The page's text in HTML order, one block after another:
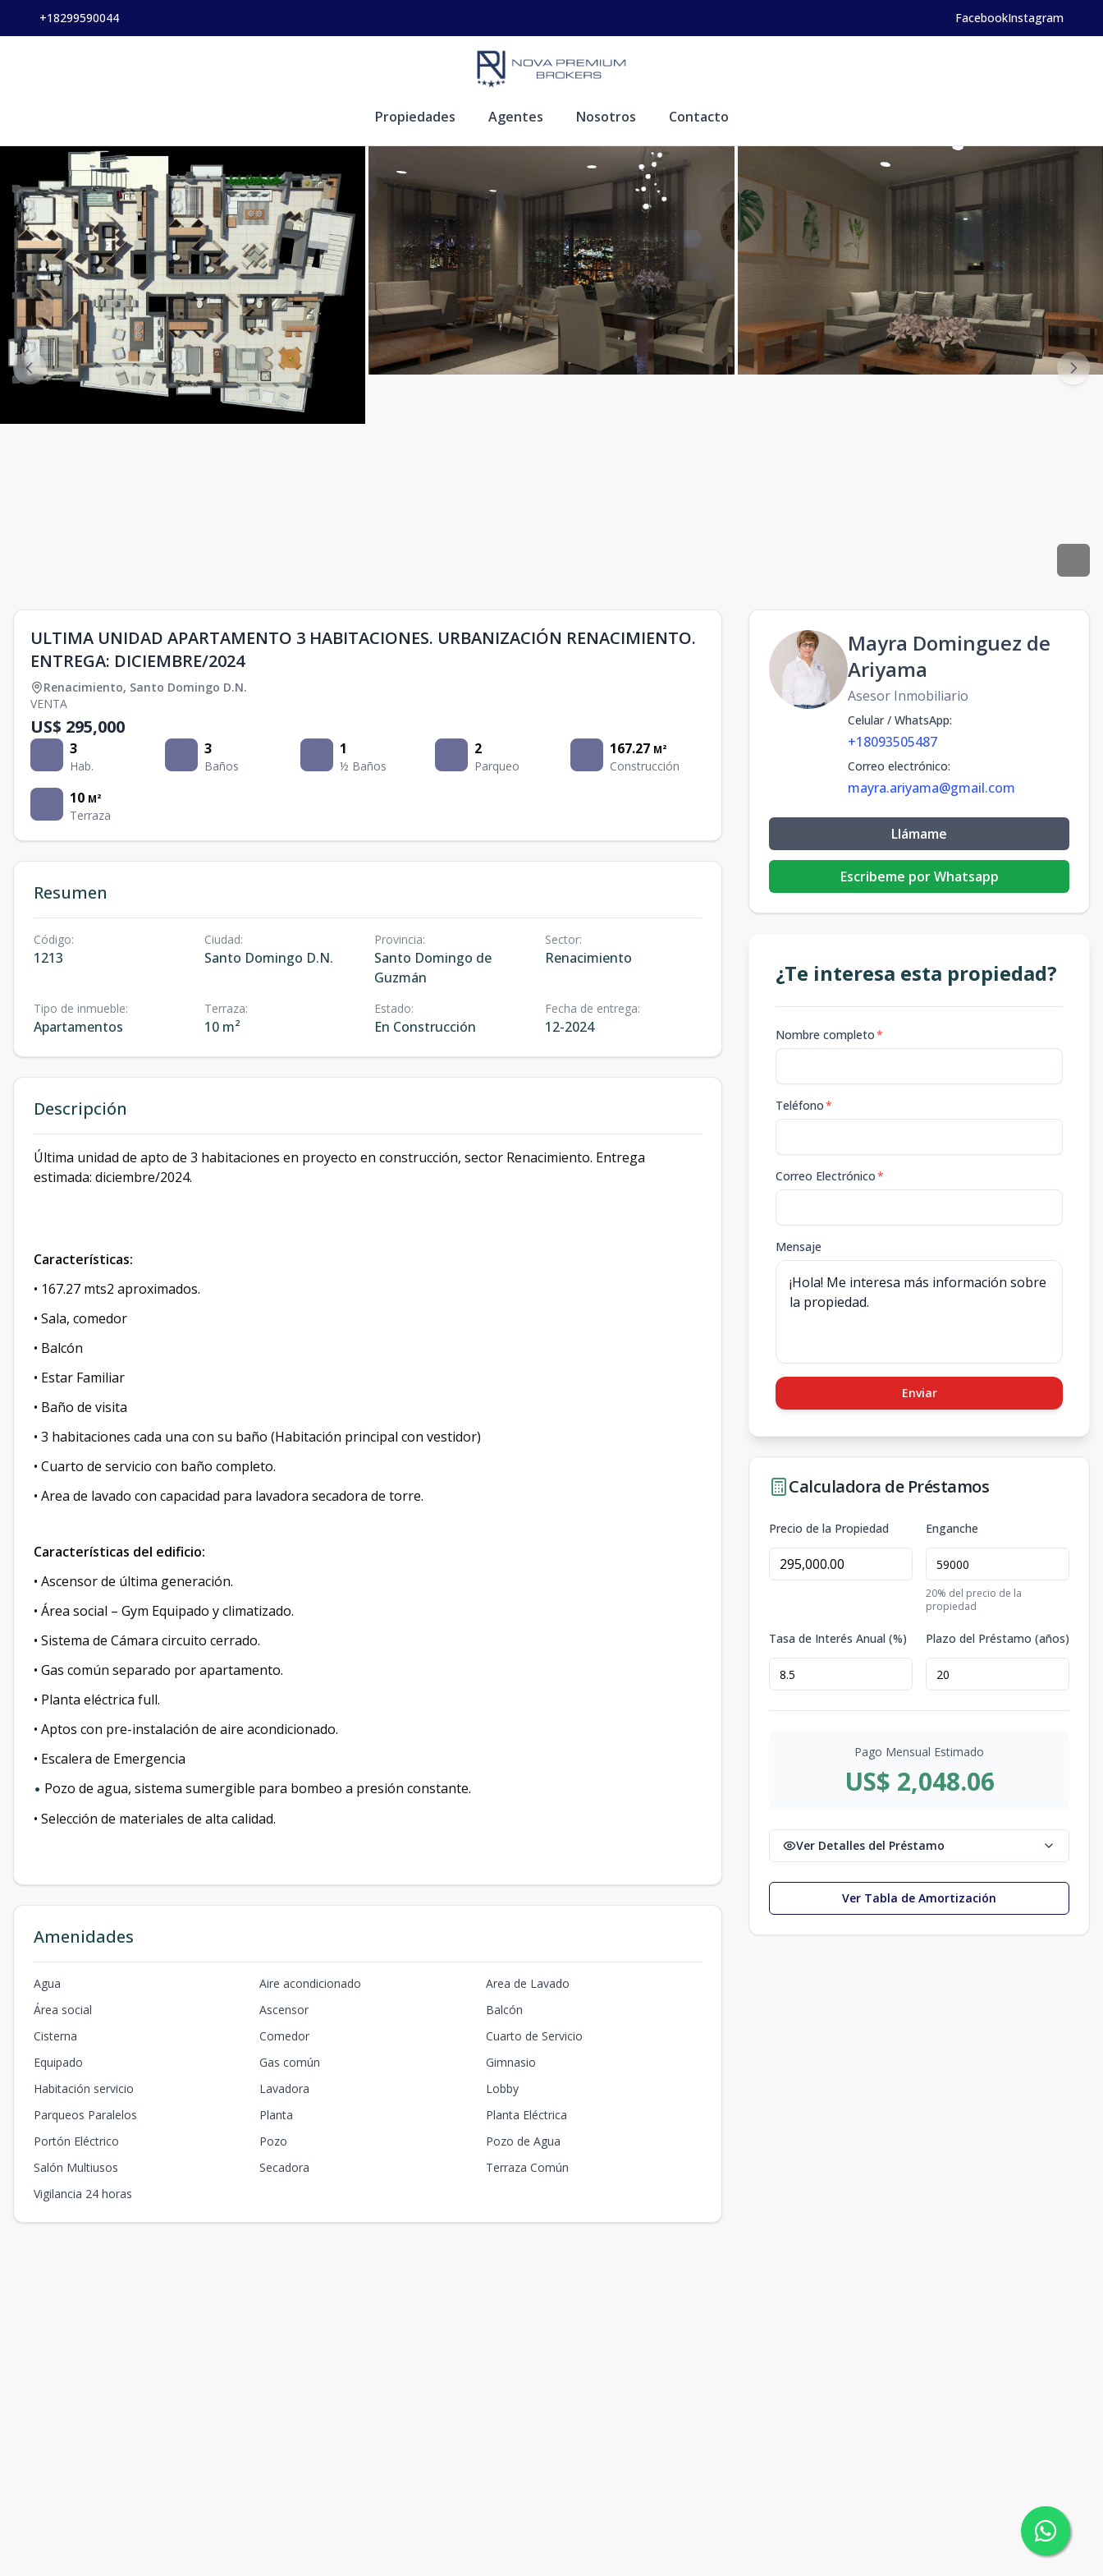
+18299590044 FacebookInstagram
Propiedades Agentes Nosotros Contacto
ULTIMA UNIDAD APARTAMENTO 3 HABITACIONES. URBANIZACIÓN RENACIMIENTO.
ENTREGA: DICIEMBRE/2024
Renacimiento, Santo Domingo D.N.
VENTA
US$ 295,000
3
Hab.
3
Baños
1
½ Baños
2
Parqueo
167.27 M²
Construcción
10 M²
Terraza
Resumen
Código:
1213
Ciudad:
Santo Domingo D.N.
Provincia:
Santo Domingo de
Guzmán
Sector:
Renacimiento
Tipo de inmueble:
Apartamentos
Terraza:
10 m²
Estado:
En Construcción
Fecha de entrega:
12-2024
Descripción
Última unidad de apto de 3 habitaciones en proyecto en construcción, sector Renacimiento. Entrega
estimada: diciembre/2024.
Características:
• 167.27 mts2 aproximados.
• Sala, comedor
• Balcón
• Estar Familiar
• Baño de visita
• 3 habitaciones cada una con su baño (Habitación principal con vestidor)
• Cuarto de servicio con baño completo.
• Area de lavado con capacidad para lavadora secadora de torre.
Características del edificio:
• Ascensor de última generación.
• Área social – Gym Equipado y climatizado.
• Sistema de Cámara circuito cerrado.
• Gas común separado por apartamento.
• Planta eléctrica full.
• Aptos con pre-instalación de aire acondicionado.
• Escalera de Emergencia
• Pozo de agua, sistema sumergible para bombeo a presión constante.
• Selección de materiales de alta calidad.
Amenidades
Agua Aire acondicionado
Area de Lavado
Área social
Ascensor
Balcón
Cisterna
Comedor
Cuarto de Servicio
Equipado
Gas común
Gimnasio
Habitación servicio
Lavadora
Lobby
Parqueos Paralelos
Planta
Planta Eléctrica
Portón Eléctrico
Pozo
Pozo de Agua
Salón Multiusos
Secadora
Terraza Común
Vigilancia 24 horas
Mayra Dominguez de
Ariyama
Asesor Inmobiliario
Celular / WhatsApp:
+18093505487
Correo electrónico:
mayra.ariyama@gmail.com
Llámame
Escribeme por Whatsapp
¿Te interesa esta propiedad?
Nombre completo*
Teléfono*
Correo Electrónico*
Mensaje
Enviar
Calculadora de Préstamos
Precio de la Propiedad Enganche
20% del precio de la
propiedad
Tasa de Interés Anual (%) Plazo del Préstamo (años)
Pago Mensual Estimado
US$ 2,048.06
Ver Detalles del Préstamo
Ver Tabla de Amortización